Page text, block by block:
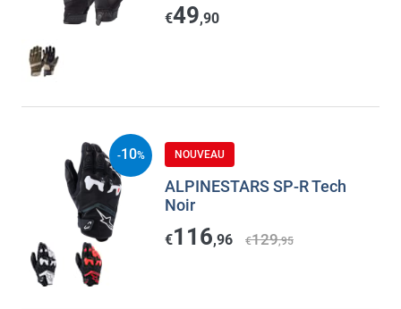
€49,90
NOUVEAU
ALPINESTARS SP-R Tech
Noir
€116,96 €129,95
-10%